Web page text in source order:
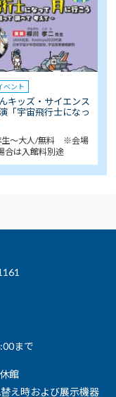
ベント
キッズ・サイエンス
「宇宙飛行士になっ
生～大人/無料 ※会場
合は入館料別途
まで
館
え時および展示機器